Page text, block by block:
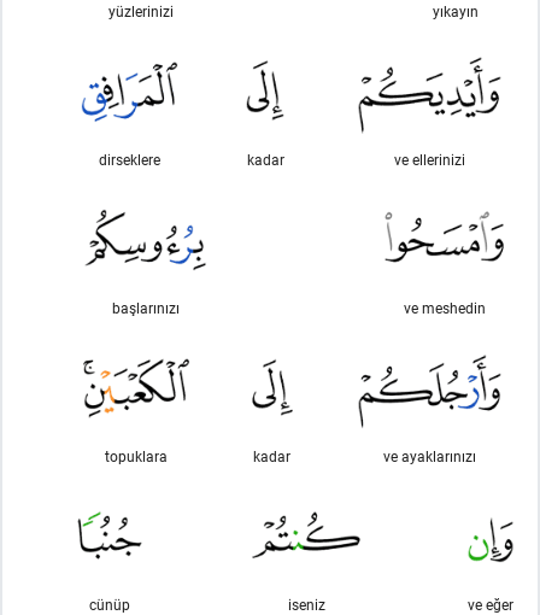
yıkayın
yüzlerinizi
ve ellerinizi
kadar
dirseklere
ve meshedin
başlarınızı
ve ayaklarınızı
kadar
topuklara
ve eğer
iseniz
cünüp